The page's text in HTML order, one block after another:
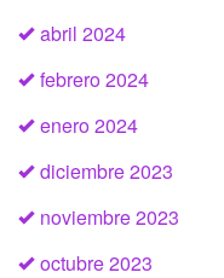
abril 2024
febrero 2024
enero 2024
diciembre 2023
noviembre 2023
octubre 2023